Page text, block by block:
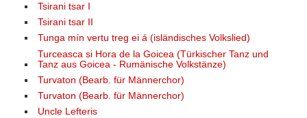
Tsirani tsar I
Tsirani tsar II
Tunga mín vertu treg ei á (isländisches Volkslied)
Turceasca si Hora de la Goicea (Türkischer Tanz und
Tanz aus Goicea - Rumänische Volkstänze)
Turvaton (Bearb. für Männerchor)
Turvaton (Bearb. für Männerchor)
Uncle Lefteris